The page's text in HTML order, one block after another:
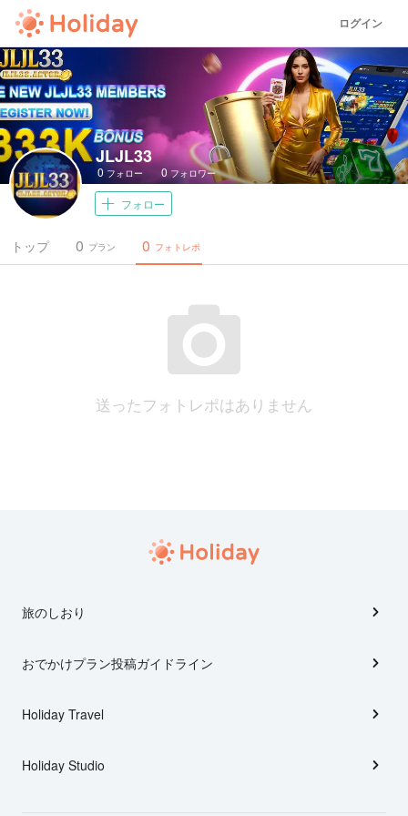
ログイン
JLJL33
0 フォロー 0 フォロワー
フォロー
トップ プラン
0 フォトレポ
0
送ったフォトレポはありません
旅のしおり
おでかけプラン投稿ガイドライン
Holiday Travel
Holiday Studio